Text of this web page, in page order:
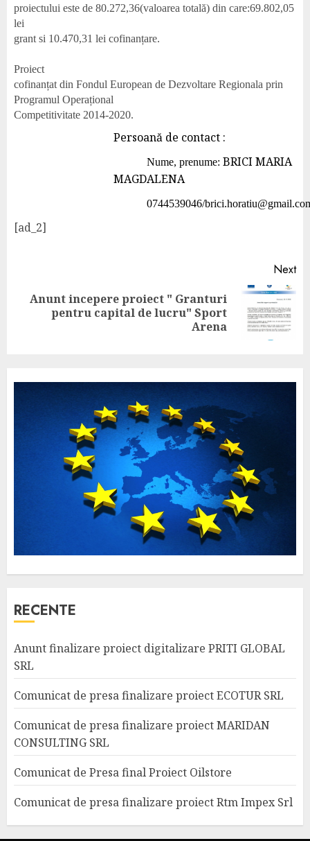
proiectului este de 80.272,36(valoarea totală) din care:69.802,05
lei
grant si 10.470,31 lei cofinanțare.
Proiect
cofinanțat din Fondul European de Dezvoltare Regionala prin
Programul Operațional
Competitivitate 2014-2020.
Persoană de contact :
Nume, prenume: BRICI MARIA
MAGDALENA
0744539046/
[ad_2]
Next
Anunt incepere proiect " Granturi
pentru capital de lucru" Sport
Arena
RECENTE
Anunt finalizare proiect digitalizare PRITI GLOBAL
SRL
Comunicat de presa finalizare proiect ECOTUR SRL
Comunicat de presa finalizare proiect MARIDAN
CONSULTING SRL
Comunicat de Presa final Proiect Oilstore
Comunicat de presa finalizare proiect Rtm Impex Srl